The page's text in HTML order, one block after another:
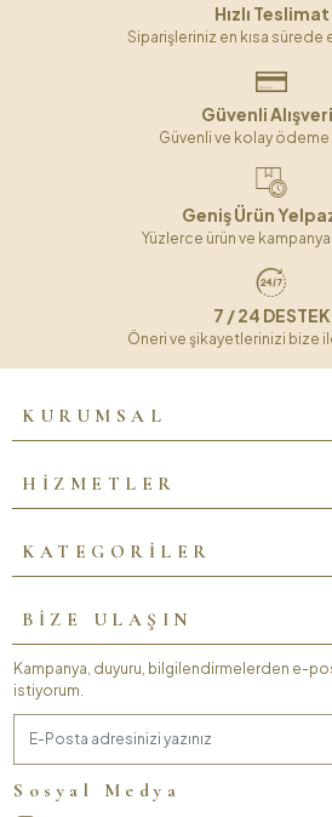
Hızlı Teslimat
Siparişleriniz en kısa sürede
Güvenli
Güvenli ve kolay
Geniş Ürün
Yüzlerce ürün ve
7 / 24 DESTEK
Öneri ve şikayetlerinizi bize
KURUMSAL
HİZMETLER
KATEGORİLER
BİZE ULAŞIN
Kampanya, duyuru, bilgilendirmelerden e-
istiyorum.
Sosyal Medya